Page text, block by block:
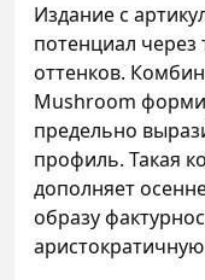
Издание с
потенциал
оттенков.
Mushroom
предельно
профиль. Такая
дополняет
образу
аристократичную